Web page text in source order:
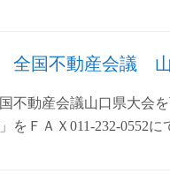
全国不動産会議 山
不動産会議山口県大会
をＦＡＸ011-232-0552